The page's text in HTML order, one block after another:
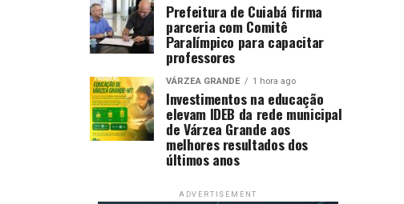
Prefeitura de Cuiabá firma
parceria com Comitê
Paralímpico para capacitar
professores
VÁRZEA GRANDE 1 hora ago
Investimentos na educação
elevam IDEB da rede municipal
de Várzea Grande aos
melhores resultados dos
últimos anos
ADVERTISEMENT